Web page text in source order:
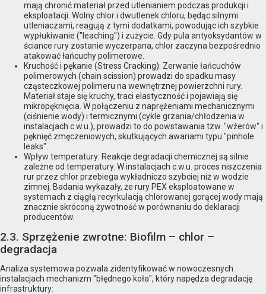
mają chronić materiał przed utlenianiem podczas produkcji i
eksploatacji. Wolny chlor i dwutlenek chloru, będąc silnymi
utleniaczami, reagują z tymi dodatkami, powodując ich szybkie
wypłukiwanie ("leaching") i zużycie. Gdy pula antyoksydantów w
ściance rury zostanie wyczerpana, chlor zaczyna bezpośrednio
atakować łańcuchy polimerowe.
Kruchość i pękanie (Stress Cracking): Zerwanie łańcuchów
polimerowych (chain scission) prowadzi do spadku masy
cząsteczkowej polimeru na wewnętrznej powierzchni rury.
Materiał staje się kruchy, traci elastyczność i pojawiają się
mikropęknięcia. W połączeniu z naprężeniami mechanicznymi
(ciśnienie wody) i termicznymi (cykle grzania/chłodzenia w
instalacjach c.w.u.), prowadzi to do powstawania tzw. "wżerów" i
pęknięć zmęczeniowych, skutkujących awariami typu "pinhole
leaks".
Wpływ temperatury: Reakcje degradacji chemicznej są silnie
zależne od temperatury. W instalacjach c.w.u. proces niszczenia
rur przez chlor przebiega wykładniczo szybciej niż w wodzie
zimnej. Badania wykazały, że rury PEX eksploatowane w
systemach z ciągłą recyrkulacją chlorowanej gorącej wody mają
znacznie skróconą żywotność w porównaniu do deklaracji
producentów.
2.3. Sprzężenie zwrotne: Biofilm – chlor –
degradacja
Analiza systemowa pozwala zidentyfikować w nowoczesnych
instalacjach mechanizm "błędnego koła", który napędza degradację
infrastruktury: